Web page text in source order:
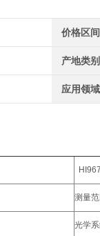
价格区间
产地类别
应用领域
测量
光学